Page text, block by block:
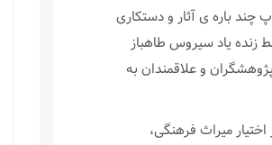
چند باره ی آثار و دستکاری
زنده یاد سیروس طاهباز
و علاقمندان به
میراث فرهنگی،